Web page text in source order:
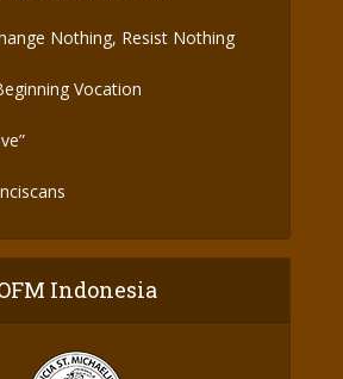
Nothing, Resist Nothing
Vocation
Indonesia